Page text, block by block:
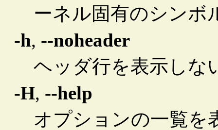
ーネル固有のシンボ
-h, --noheader
ヘッダ行を表示しな
-H, --help
オプションの一覧を